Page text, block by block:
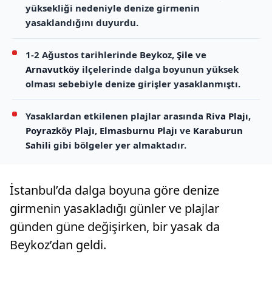
yüksekliği nedeniyle denize girmenin
yasaklandığını duyurdu.
1-2 Ağustos tarihlerinde Beykoz, Şile ve
Arnavutköy ilçelerinde dalga boyunun yüksek
olması sebebiyle denize girişler yasaklanmıştı.
Yasaklardan etkilenen plajlar arasında Riva Plajı,
Poyrazköy Plajı, Elmasburnu Plajı ve Karaburun
Sahili gibi bölgeler yer almaktadır.
İstanbul’da dalga boyuna göre denize
girmenin yasakladığı günler ve plajlar
günden güne değişirken, bir yasak da
Beykoz’dan geldi.